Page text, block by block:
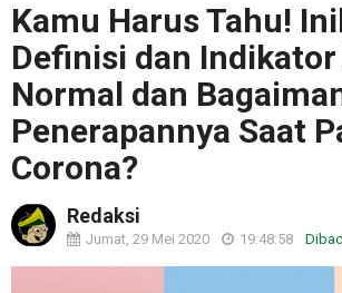
Kamu Harus Tahu!
Definisi dan Indikator
Normal dan
Penerapannya Saat
Corona?
Redaksi
Jumat, 29 Mei 2020 19:48:58